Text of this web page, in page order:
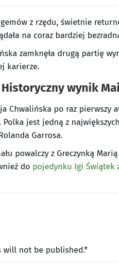
z rzędu, świetnie
na coraz bardziej
zamknęła drugą partię
karierze.
Historyczny wynik
Chwalińska po raz pierwszy
jest jedną z
Garrosa.
powalczy z Greczynką
do pojedynku Igi Świątek
will not be published.*